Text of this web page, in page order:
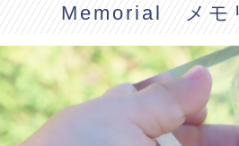
Memorial メモ